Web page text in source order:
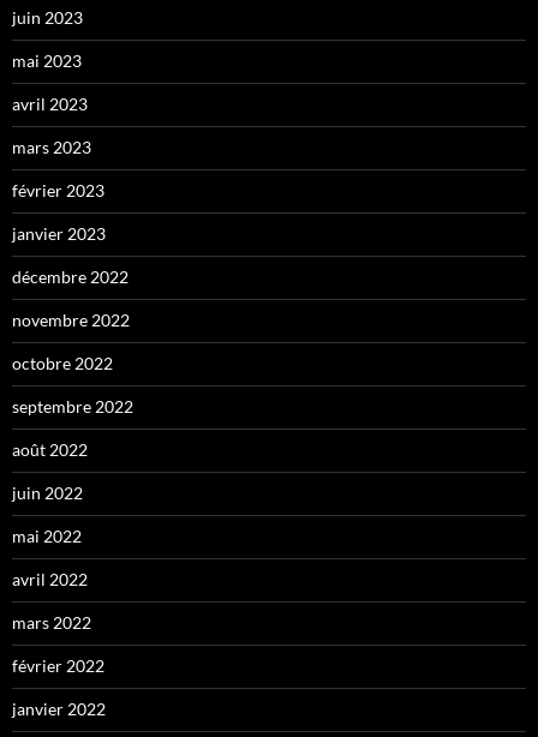
juin 2023
mai 2023
avril 2023
mars 2023
février 2023
janvier 2023
décembre 2022
novembre 2022
octobre 2022
septembre 2022
août 2022
juin 2022
mai 2022
avril 2022
mars 2022
février 2022
janvier 2022